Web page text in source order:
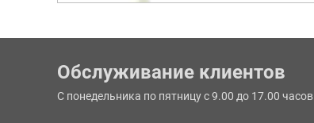
Обслуживание клиентов
С понедельника по пятницу с 9.00 до 17.00 часов